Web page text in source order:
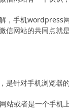
，手机wordpress
网站的共同点就
针对手机浏览器
站或者是一个手机